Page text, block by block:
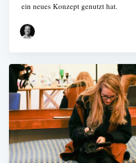
ein neues Konzept genutzt hat.